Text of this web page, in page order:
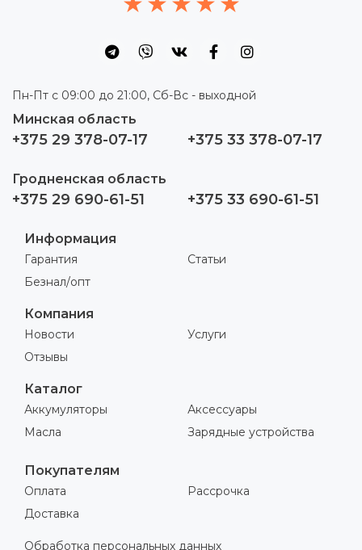
Пн-Пт с 09:00 до 21:00, Сб-Вс - выходной
Минская область
+375 29 378-07-17 +375 33 378-07-17
Гродненская область
+375 29 690-61-51 +375 33 690-61-51
Информация
Гарантия
Безнал/опт
Статьи
Компания
Новости
Отзывы
Услуги
Каталог
Аккумуляторы
Масла
Аксессуары
Зарядные устройства
Покупателям
Оплата
Доставка
Рассрочка
Обработка персональных данных